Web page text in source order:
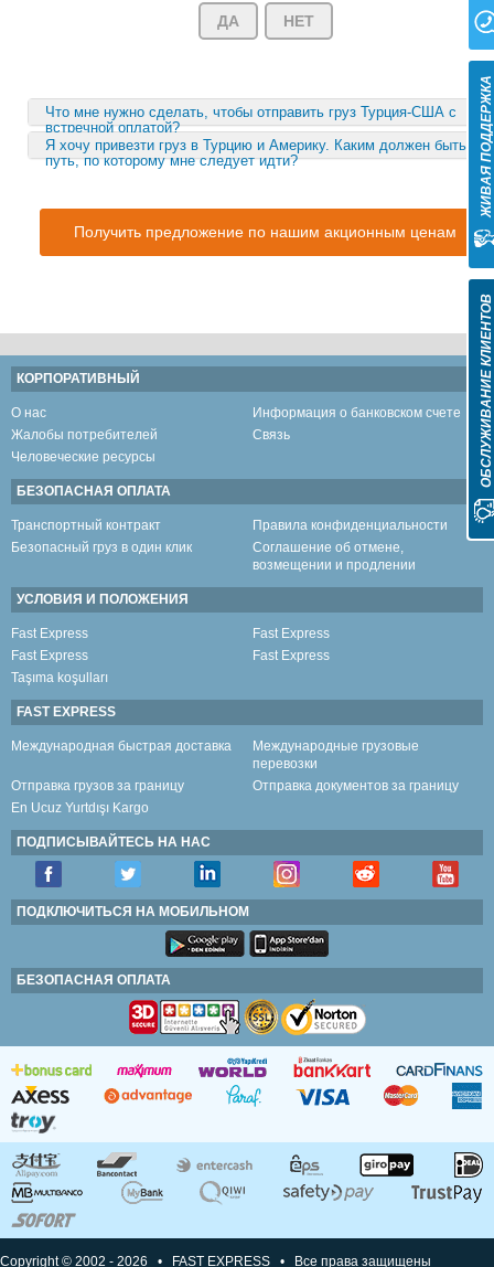
ДА НЕТ
Что мне нужно сделать, чтобы отправить груз Турция-США с
встречной оплатой?
Я хочу привезти груз в Турцию и Америку. Каким должен быть
путь, по которому мне следует идти?
Получить предложение по нашим акционным ценам
КОРПОРАТИВНЫЙ
О нас
Информация о банковском счете
Жалобы потребителей
Связь
Человеческие ресурсы
БЕЗОПАСНАЯ ОПЛАТА
Транспортный контракт
Правила конфиденциальности
Безопасный груз в один клик
Соглашение об отмене,
возмещении и продлении
УСЛОВИЯ И ПОЛОЖЕНИЯ
Fast Express
Fast Express
Fast Express
Fast Express
Taşıma koşulları
FAST EXPRESS
Международная быстрая доставка
Международные грузовые
перевозки
Отправка грузов за границу
Отправка документов за границу
En Ucuz Yurtdışı Kargo
ПОДПИСЫВАЙТЕСЬ НА НАС
ПОДКЛЮЧИТЬСЯ НА МОБИЛЬНОМ
БЕЗОПАСНАЯ ОПЛАТА
Copyright © 2002 - 2026 • FAST EXPRESS • Все права защищены
ОБСЛУЖИВАНИЕ КЛИЕНТОВ
ЖИВАЯ ПОДДЕРЖКА